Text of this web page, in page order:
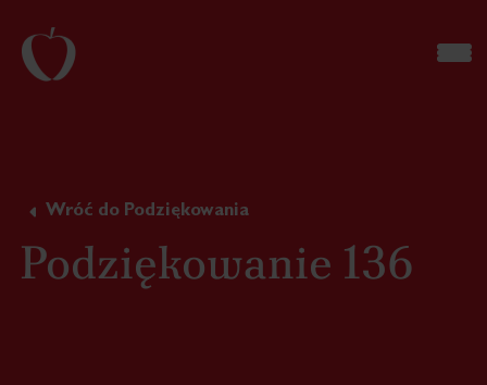
Wróć do Podziękowania
Podziękowanie 136